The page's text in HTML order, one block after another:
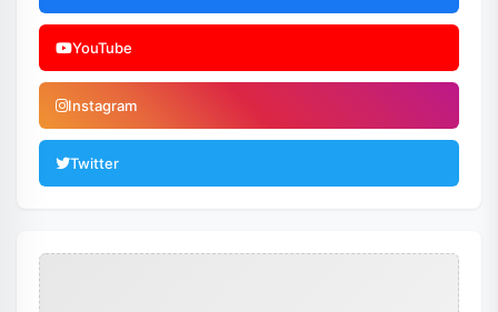
YouTube
Instagram
Twitter